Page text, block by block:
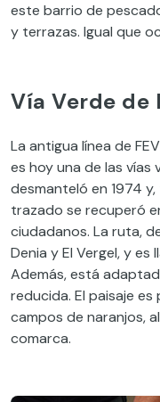
este barrio de
y terrazas. Igual que
Vía Verde de
La antigua línea de
es hoy una de las vías
desmanteló en 1974
trazado se recuperó
ciudadanos. La ruta,
Denia y El Vergel, y
Además, está
reducida. El paisaje
campos de naranjos,
comarca.